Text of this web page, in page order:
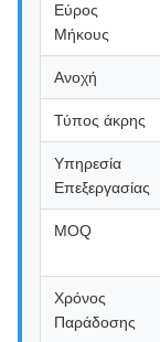
Εύρος
Μήκους
Ανοχή
Τύπος άκρης
Υπηρεσία
Επεξεργασίας
MOQ
Χρόνος
Παράδοσης